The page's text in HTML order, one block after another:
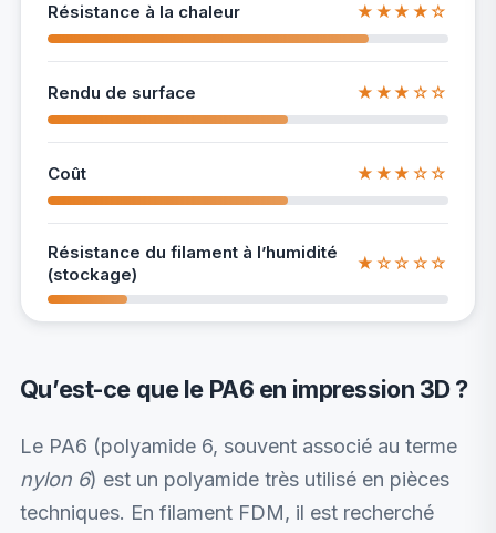
Résistance à la chaleur ★★★★☆
Rendu de surface ★★★☆☆
Coût ★★★☆☆
Résistance du filament à l’humidité
(stockage)
★☆☆☆☆
Qu’est-ce que le PA6 en impression 3D ?
Le PA6 (polyamide 6, souvent associé au terme
nylon 6) est un polyamide très utilisé en pièces
techniques. En filament FDM, il est recherché